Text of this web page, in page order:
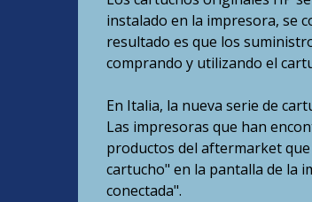
instalado en la impresora, se
resultado es que los
comprando y utilizando el
En Italia, la nueva serie de
Las impresoras que han
productos del aftermarket
cartucho" en la pantalla de la
conectada".